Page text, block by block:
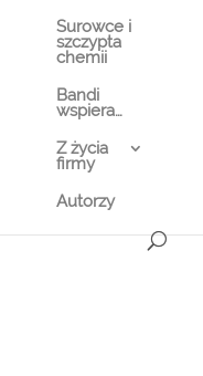
Surowce i
szczypta
chemii
Bandi
wspiera…
Z życia
firmy
Autorzy